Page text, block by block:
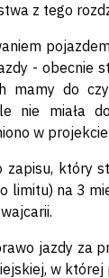
z tego
- obecnie
mamy do
nie miała
w projekcie.
który
na 3
jazdy za
w